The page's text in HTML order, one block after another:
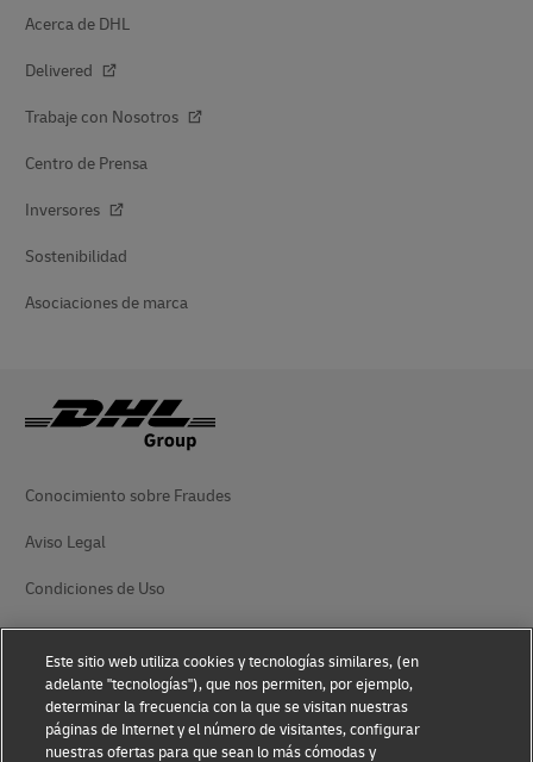
Acerca de DHL
Delivered
Trabaje con Nosotros
Centro de Prensa
Inversores
Sostenibilidad
Asociaciones de marca
Conocimiento sobre Fraudes
Aviso Legal
Condiciones de Uso
Aviso de Privacidad
Información Adicional
Ajustes de cookies
Este sitio web utiliza cookies y tecnologías similares, (en
adelante "tecnologías"), que nos permiten, por ejemplo,
determinar la frecuencia con la que se visitan nuestras
páginas de Internet y el número de visitantes, configurar
nuestras ofertas para que sean lo más cómodas y